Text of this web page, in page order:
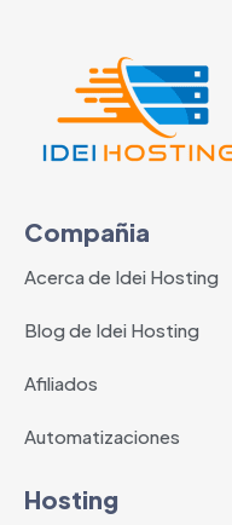
Compañia
Acerca de Idei Hosting
Blog de Idei Hosting
Afiliados
Automatizaciones
Hosting